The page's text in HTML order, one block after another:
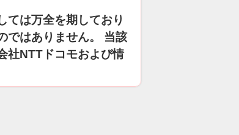
ては万全を期しており
ではありません。 当該
社NTTドコモおよび情